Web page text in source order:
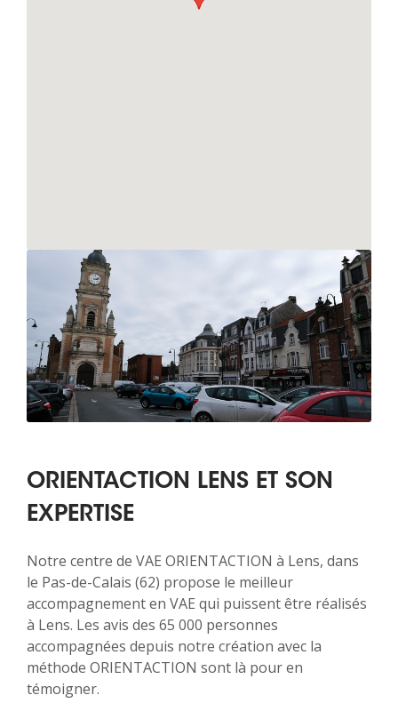
ORIENTACTION LENS ET SON
EXPERTISE
Notre centre de VAE ORIENTACTION à Lens, dans
le Pas-de-Calais (62) propose le meilleur
accompagnement en VAE qui puissent être réalisés
à Lens. Les avis des 65 000 personnes
accompagnées depuis notre création avec la
méthode ORIENTACTION sont là pour en
témoigner.